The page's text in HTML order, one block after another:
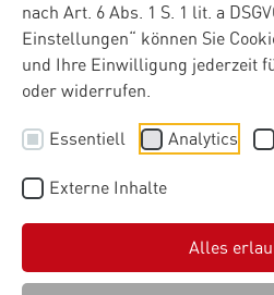
nach Art. 6 Abs. 1 S. 1 lit. a
Einstellungen“ können Sie
und Ihre Einwilligung jederzeit
oder widerrufen.
Essentiell Analytics
Externe Inhalte
Alles